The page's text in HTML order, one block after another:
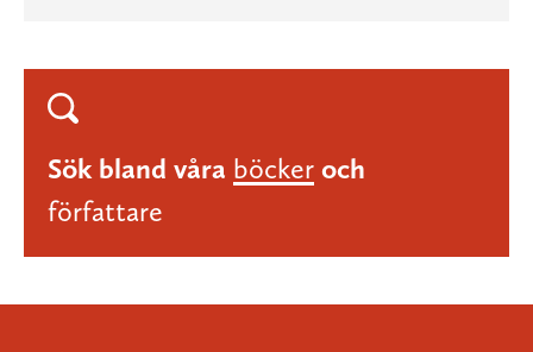
Sök bland våra böcker och
författare